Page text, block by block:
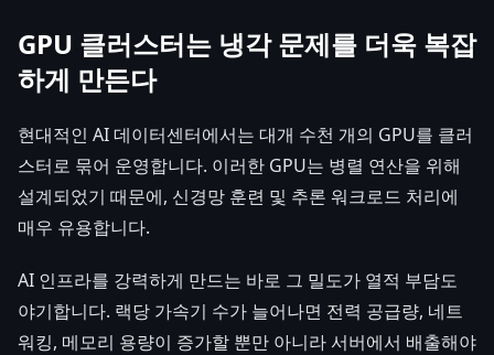
GPU 클러스터는 냉각 문제를 더욱 복잡
하게 만든다
현대적인 AI 데이터센터에서는 대개 수천 개의 GPU를 클러
스터로 묶어 운영합니다. 이러한 GPU는 병렬 연산을 위해
설계되었기 때문에, 신경망 훈련 및 추론 워크로드 처리에
매우 유용합니다.
AI 인프라를 강력하게 만드는 바로 그 밀도가 열적 부담도
야기합니다. 랙당 가속기 수가 늘어나면 전력 공급량, 네트
워킹, 메모리 용량이 증가할 뿐만 아니라 서버에서 배출해야